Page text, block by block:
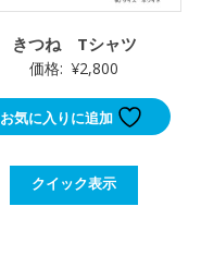
きつね Tシャツ
価格: ¥2,800
お気に入りに追加
クイック表示